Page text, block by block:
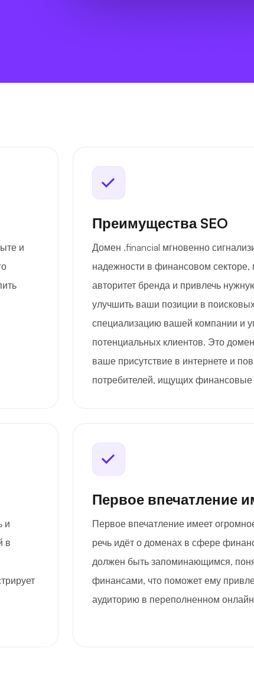
и
Преимущества SEO
Домен .financial мгновенно
надежности в финансовом секторе,
авторитет бренда и привлечь
улучшить ваши позиции в
специализацию вашей компании и
потенциальных клиентов. Это
ваше присутствие в интернете и
потребителей, ищущих финансовые
и
в
Первое впечатление
Первое впечатление имеет
речь идёт о доменах в сфере
должен быть запоминающимся,
финансами, что поможет ему
аудиторию в переполненном